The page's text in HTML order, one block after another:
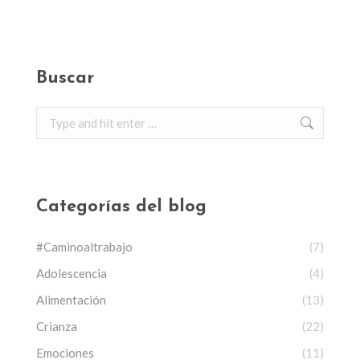
Buscar
Search:
Categorías del blog
#Caminoaltrabajo
(7)
Adolescencia
(4)
Alimentación
(13)
Crianza
(22)
Emociones
(11)